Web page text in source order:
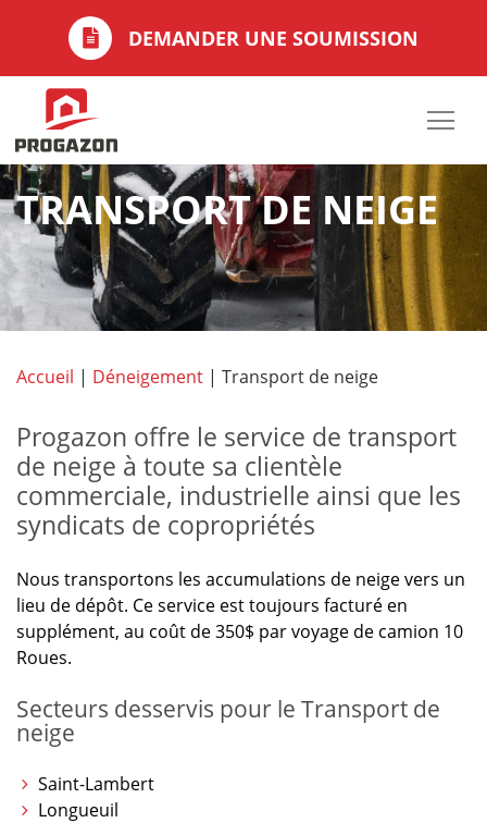
DEMANDER UNE SOUMISSION
TRANSPORT DE NEIGE
Accueil | Déneigement | Transport de neige
Progazon offre le service de transport
de neige à toute sa clientèle
commerciale, industrielle ainsi que les
syndicats de copropriétés
Nous transportons les accumulations de neige vers un
lieu de dépôt. Ce service est toujours facturé en
supplément, au coût de 350$ par voyage de camion 10
Roues.
Secteurs desservis pour le Transport de
neige
Saint-Lambert
Longueuil